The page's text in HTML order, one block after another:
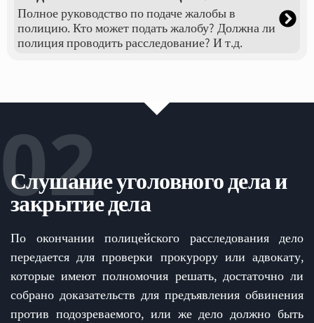
Полное руководство по подаче жалобы в
полицию. Кто может подать жалобу? Должна ли
полиция проводить расследование? И т.д.
02
Слушание уголовного дела и
закрытие дела
По окончании полицейского расследования дело
передается для проверки прокурору или адвокату,
которые имеют полномочия решать, достаточно ли
собрано доказательств для предъявления обвинения
против подозреваемого, или же дело должно быть